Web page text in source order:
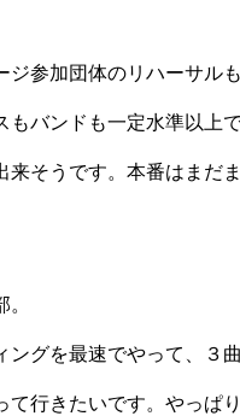
参加団体のリハーサル
もバンドも一定水準以上
来そうです。本番はまだ
グを最速でやって、３
て行きたいです。やっぱ